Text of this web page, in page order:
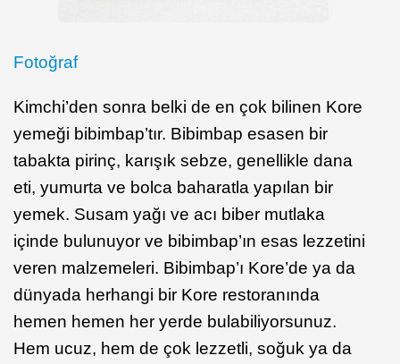
Fotoğraf
Kimchi’den sonra belki de en çok bilinen Kore
yemeği bibimbap’tır. Bibimbap esasen bir
tabakta pirinç, karışık sebze, genellikle dana
eti, yumurta ve bolca baharatla yapılan bir
yemek. Susam yağı ve acı biber mutlaka
içinde bulunuyor ve bibimbap’ın esas lezzetini
veren malzemeleri. Bibimbap’ı Kore’de ya da
dünyada herhangi bir Kore restoranında
hemen hemen her yerde bulabiliyorsunuz.
Hem ucuz, hem de çok lezzetli, soğuk ya da